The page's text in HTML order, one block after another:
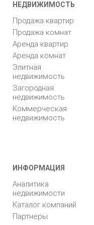
НЕДВИЖИМОСТЬ
Продажа квартир
Продажа комнат
Аренда квартир
Аренда комнат
Элитная
недвижимость
Загородная
недвижимость
Коммерческая
недвижимость
ИНФОРМАЦИЯ
Аналитика
недвижимости
Каталог компаний
Партнеры